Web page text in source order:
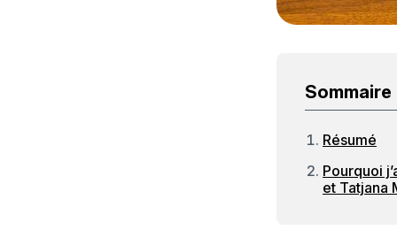
Sommaire
Résumé
Pourquoi
et Tatjana